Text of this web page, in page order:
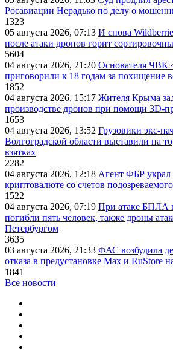
Росавиации Нерадько по делу о
1323
05 августа 2026, 07:13 И снова
после атаки дронов горит
5604
04 августа 2026, 21:20 Основателя ЧВК
приговорили к 18 годам за похищение
1852
04 августа 2026, 15:17 Жителя Крыма
производстве дронов при помощи
1653
04 августа 2026, 13:52 Грузовики экс-
Волгоградской области выставили на
взятках
2282
04 августа 2026, 12:18 Агент ФБР украл
криптовалюте со счетов подозреваемого
1522
04 августа 2026, 07:19 При атаке БПЛА
погибли пять человек, также дроны
Петербургом
3635
03 августа 2026, 21:33 ФАС возбудила
отказа в предустановке Max и RuStore
1841
Все новости